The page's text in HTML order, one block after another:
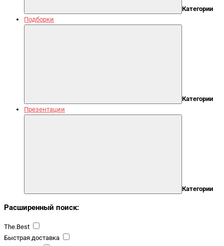
Категории
Подборки
Категории
Презентации
Категории
Расширенный поиск:
The.Best
Быстрая доставка